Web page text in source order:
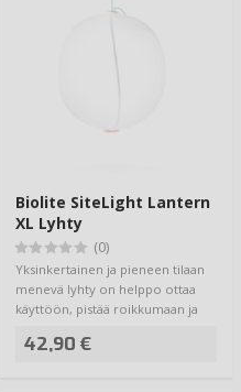
Biolite SiteLight Lantern
XL Lyhty
(0)
Yksinkertainen ja pieneen tilaan
menevä lyhty on helppo ottaa
käyttöön, pistää roikkumaan ja
42,90 €